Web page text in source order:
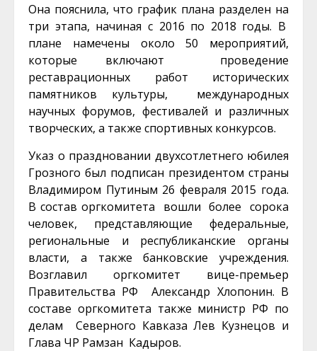
Она пояснила, что график плана разделен на
три этапа, начиная с 2016 по 2018 годы. В
плане намечены около 50 мероприятий,
которые включают проведение
реставрационных работ исторических
памятников культуры, международных
научных форумов, фестивалей и различных
творческих, а также спортивных конкурсов.
Указ о праздновании двухсотлетнего юбилея
Грозного был подписан президентом страны
Владимиром Путиным 26 февраля 2015 года.
В состав оргкомитета вошли более сорока
человек, представляющие федеральные,
региональные и республиканские органы
власти, а также банковские учреждения.
Возглавил оргкомитет вице-премьер
Правительства РФ Александр Хлопонин. В
составе оргкомитета также министр РФ по
делам Северного Кавказа Лев Кузнецов и
Глава ЧР Рамзан Кадыров.